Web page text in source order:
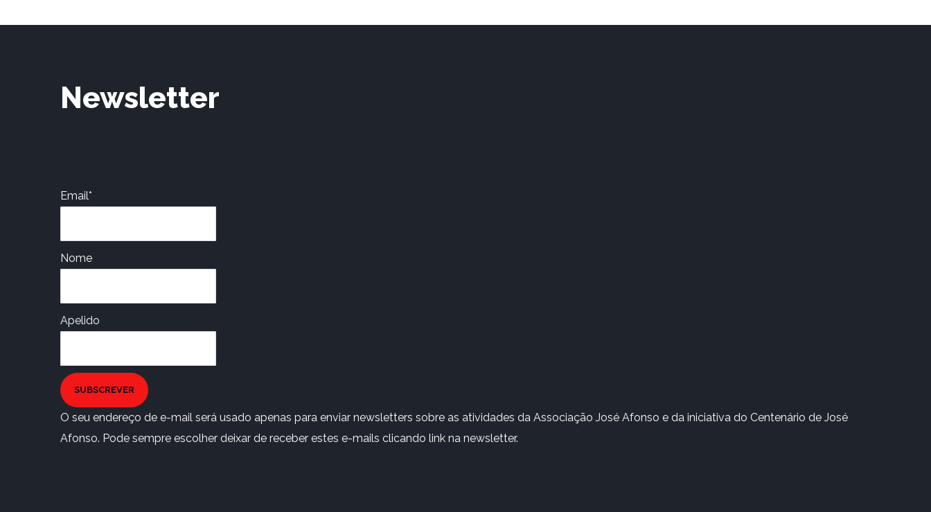
Newsletter
Email*
Nome
Apelido
SUBSCREVER
O seu endereço de e-mail será usado apenas para enviar newsletters sobre as atividades da Associação José Afonso e da iniciativa do Centenário de José
Afonso. Pode sempre escolher deixar de receber estes e-mails clicando link na newsletter.